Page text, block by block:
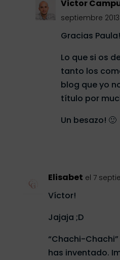
Victor
septiembre
Gracias Paula!
Lo que si os
tanto los
blog que yo
título por
Un besazo! 🙂
Elisabet el 7
Víctor!
Jajaja ;D
“Chachi-
has inventado.